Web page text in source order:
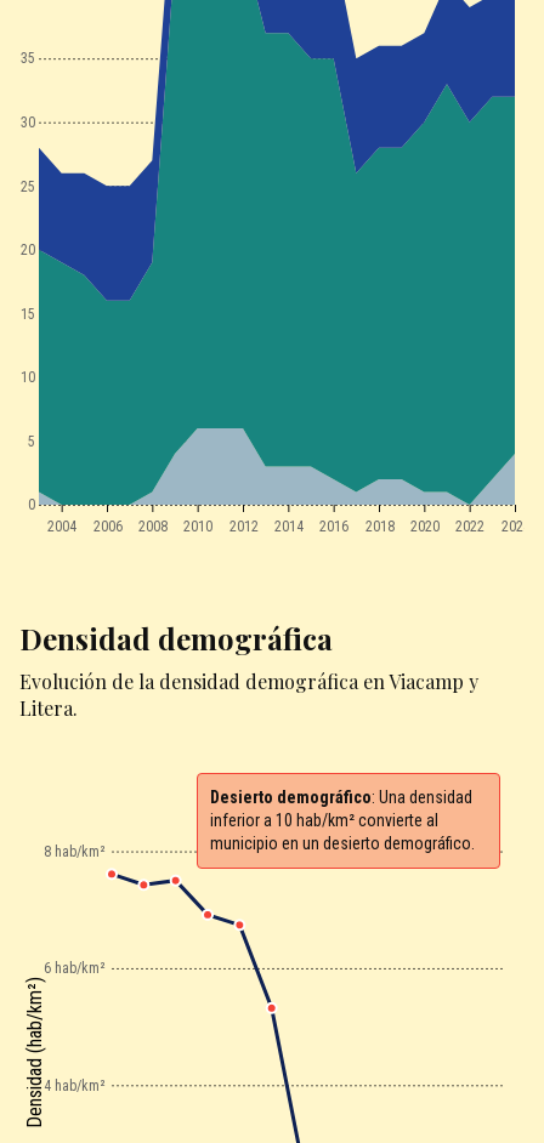
2004 2006 2008 2010 2012 2014 2016 2018 2020 2022 2024
0
5
10
15
20
25
30
35
Densidad demográfica
Evolución de la densidad demográfica en Viacamp y
Litera.
4 hab/km²
6 hab/km²
8 hab/km²
Densidad (hab/km²)
Desierto demográfico: Una densidad
inferior a 10 hab/km² convierte al
municipio en un desierto demográfico.